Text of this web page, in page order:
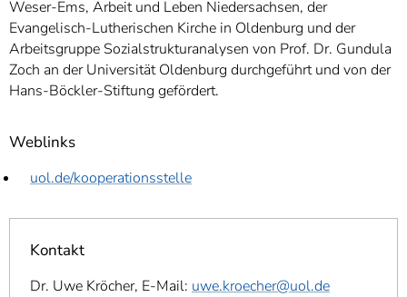
Weser-Ems, Arbeit und Leben Niedersachsen, der
Evangelisch-Lutherischen Kirche in Oldenburg und der
Arbeitsgruppe Sozialstrukturanalysen von Prof. Dr. Gundula
Zoch an der Universität Oldenburg durchgeführt und von der
Hans-Böckler-Stiftung gefördert.
Weblinks
uol.de/kooperationsstelle
Kontakt
Dr. Uwe Kröcher, E-Mail: uwe.kroecher@uol.de